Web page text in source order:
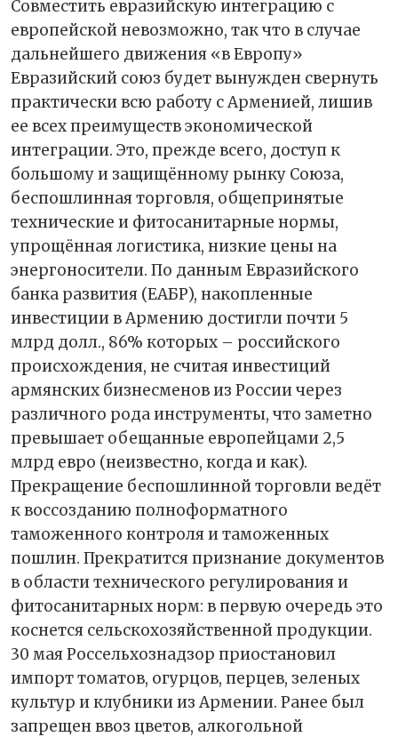
Совместить евразийскую интеграцию с
европейской невозможно, так что в случае
дальнейшего движения «в Европу»
Евразийский союз будет вынужден свернуть
практически всю работу с Арменией, лишив
ее всех преимуществ экономической
интеграции. Это, прежде всего, доступ к
большому и защищённому рынку Союза,
беспошлинная торговля, общепринятые
технические и фитосанитарные нормы,
упрощённая логистика, низкие цены на
энергоносители. По данным Евразийского
банка развития (ЕАБР), накопленные
инвестиции в Армению достигли почти 5
млрд долл., 86% которых – российского
происхождения, не считая инвестиций
армянских бизнесменов из России через
различного рода инструменты, что заметно
превышает обещанные европейцами 2,5
млрд евро (неизвестно, когда и как).
Прекращение беспошлинной торговли ведёт
к воссозданию полноформатного
таможенного контроля и таможенных
пошлин. Прекратится признание документов
в области технического регулирования и
фитосанитарных норм: в первую очередь это
коснется сельскохозяйственной продукции.
30 мая Россельхознадзор приостановил
импорт томатов, огурцов, перцев, зеленых
культур и клубники из Армении. Ранее был
запрещен ввоз цветов, алкогольной